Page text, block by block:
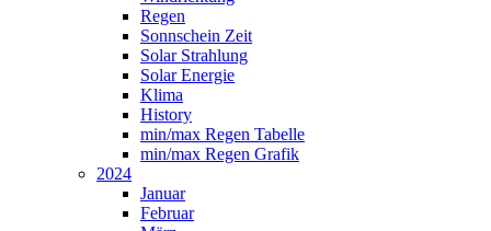
Regen
Sonnschein Zeit
Solar Strahlung
Solar Energie
Klima
History
min/max Regen Tabelle
min/max Regen Grafik
2024
Januar
Februar